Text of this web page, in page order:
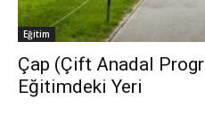
Eğitim
Çap (Çift Anadal
Eğitimdeki Yeri